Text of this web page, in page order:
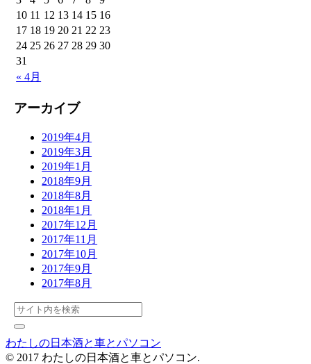
« 4月
10 11 12 13 14 15 16
17 18 19 20 21 22 23
24 25 26 27 28 29 30
31
アーカイブ
2019年4月
2019年3月
2019年1月
2018年9月
2018年8月
2018年1月
2017年12月
2017年11月
2017年10月
2017年9月
2017年8月
わたしの日本酒と車とパソコン
© 2017 わたしの日本酒と車とパソコン.